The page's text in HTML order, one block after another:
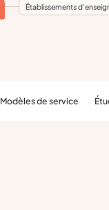
Établissements
Modèles de service